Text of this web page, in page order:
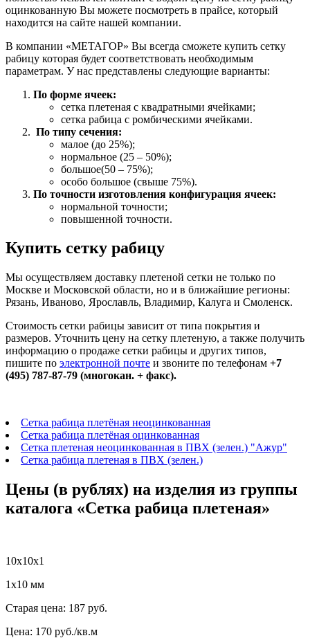
оцинкованную Вы можете посмотреть в прайсе, который
находится на сайте нашей компании.
В компании «МЕТАГОР» Вы всегда сможете купить сетку
рабицу которая будет соответствовать необходимым
параметрам. У нас представлены следующие варианты:
По форме ячеек:
сетка плетеная с квадратными ячейками;
сетка рабица с ромбическими ячейками.
По типу сечения:
малое (до 25%);
нормальное (25 – 50%);
большое(50 – 75%);
особо большое (свыше 75%).
По точности изготовления конфигурация ячеек:
нормальной точности;
повышенной точности.
Купить сетку рабицу
Мы осуществляем доставку плетеной сетки не только по
Москве и Московской области, но и в ближайшие регионы:
Рязань, Иваново, Ярославль, Владимир, Калуга и Смоленск.
Стоимость сетки рабицы зависит от типа покрытия и
размеров. Уточнить цену на сетку плетеную, а также получить
информацию о продаже сетки рабицы и других типов,
пишите по электронной почте и звоните по телефонам +7
(495) 787-87-79 (многокан. + факс).
Сетка рабица плетёная неоцинкованная
Сетка рабица плетёная оцинкованная
Сетка плетеная неоцинкованная в ПВХ (зелен.) "Ажур"
Сетка рабица плетеная в ПВХ (зелен.)
Цены (в рублях) на изделия из группы
каталога «Сетка рабица плетеная»
10х10х1
1х10 мм
Старая цена: 187 руб.
Цена: 170 руб./кв.м